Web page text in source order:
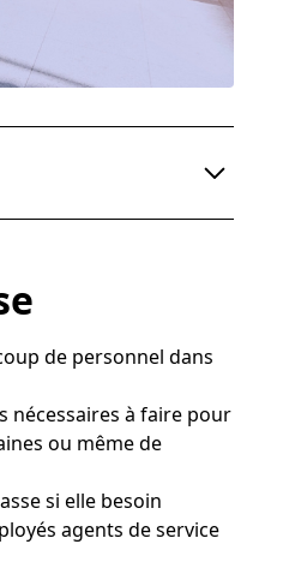
de personnel dans
nécessaires à faire pour
ou même de
si elle besoin
agents de service